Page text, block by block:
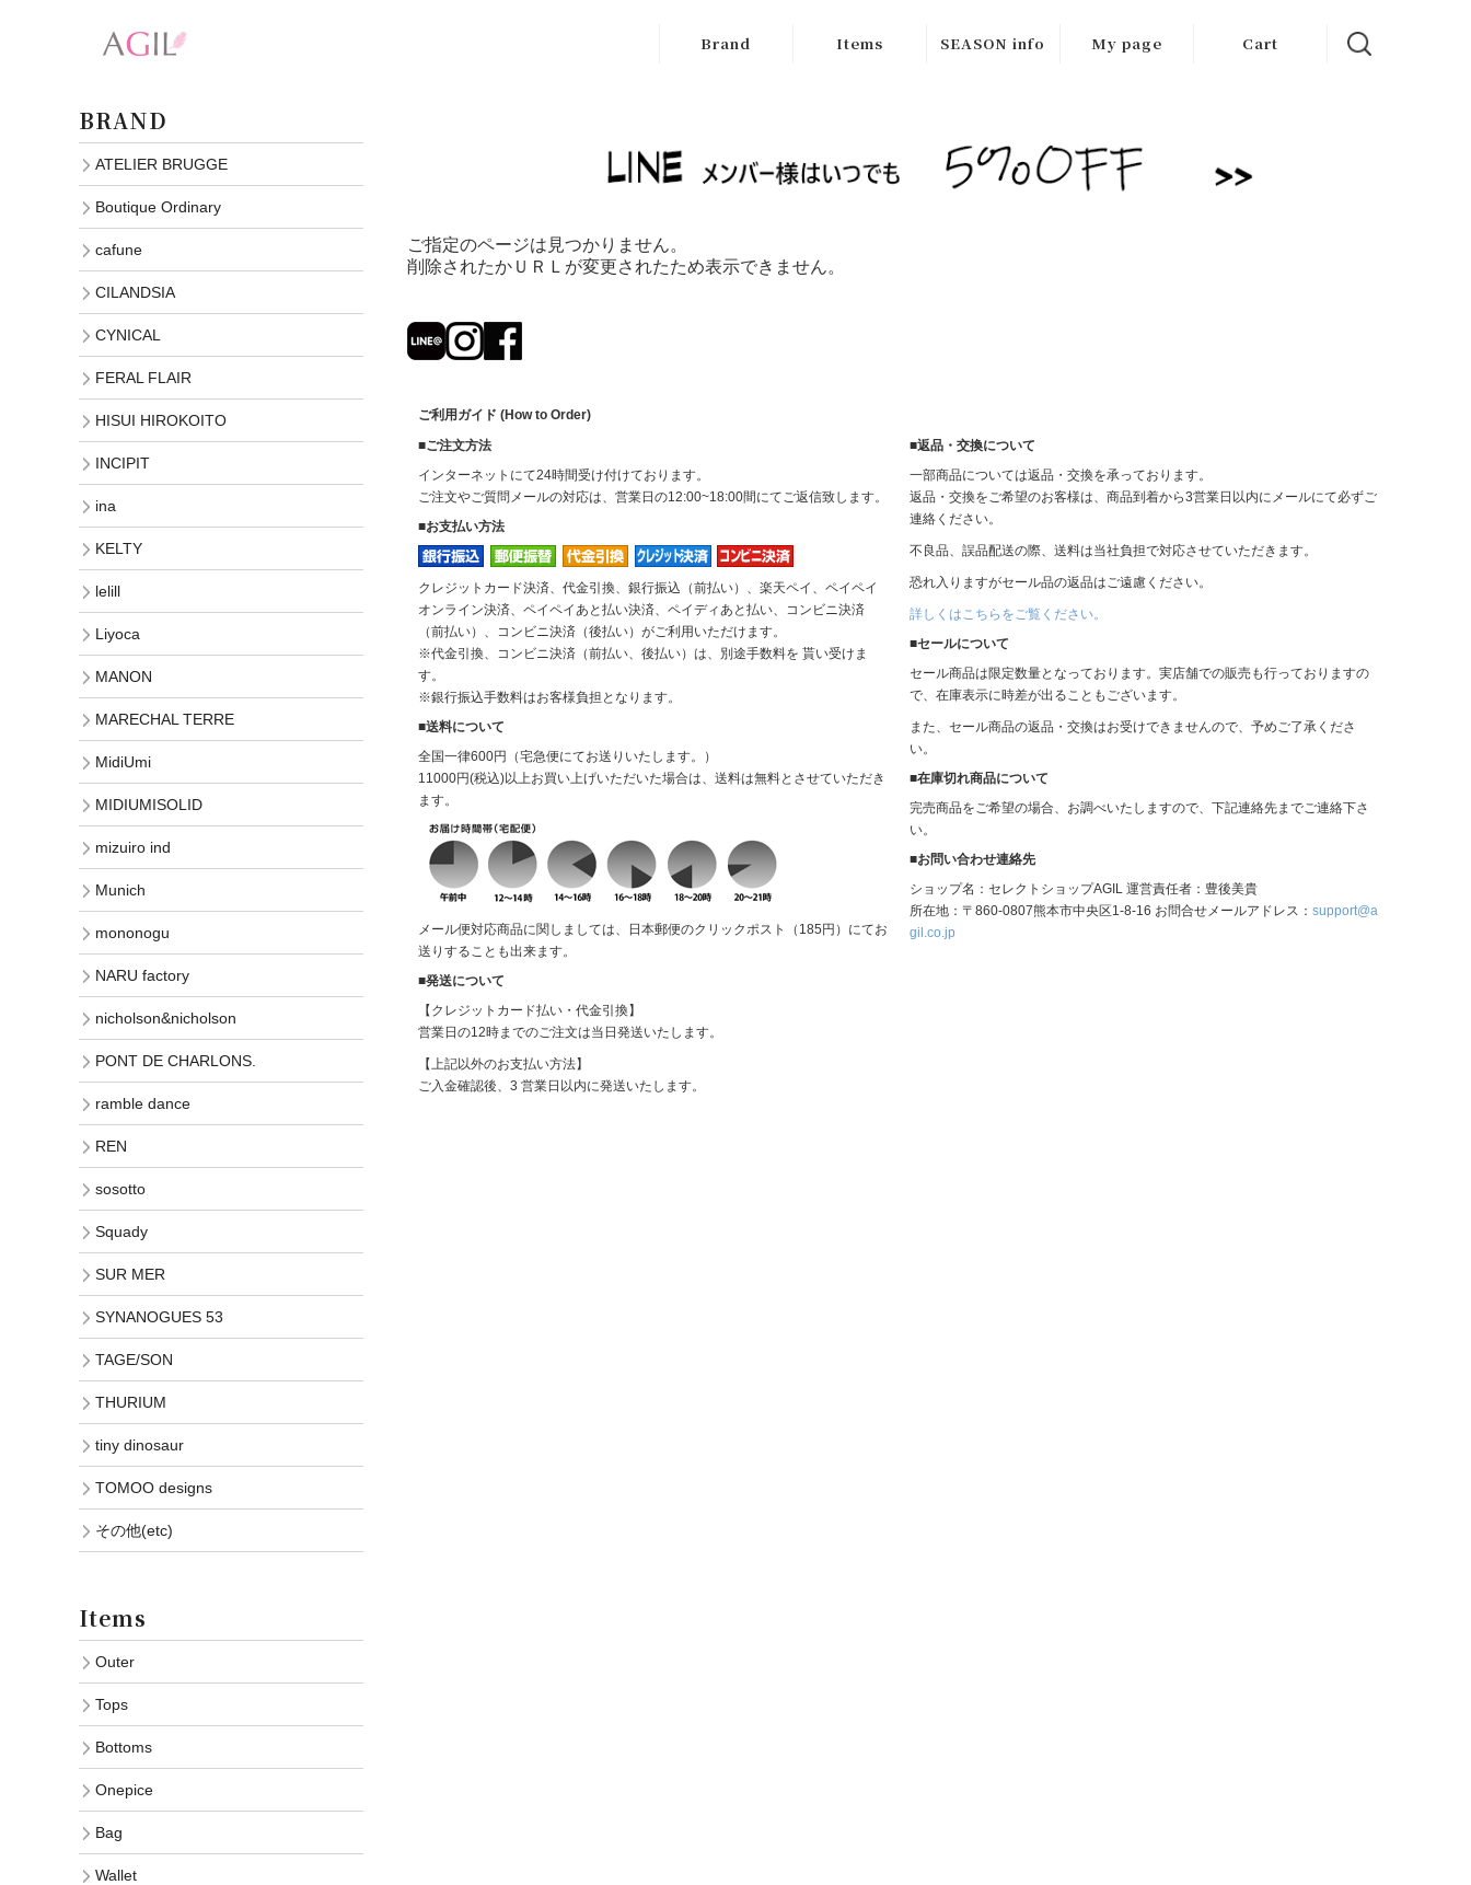
Brand
Boutique
HIROKOITO
ina
KELTY
lelill
MANON
MidiUmi
MIDIUMISOL
mononogu
Items SEASON info
SALE/Outlet
My page Cart
ご指定のページは見つかりません。
削除されたかＵＲＬが変更されたため表示できません。
ご利用ガイド (How to Order)
■ご注文方法
インターネットにて24時間受け付けております。
ご注文やご質問メールの対応は、営業日の12:00~18:00間にてご返信致します。
■お支払い方法
クレジットカード決済、代金引換、銀行振込（前払い）、楽天ペイ、ペイペイ
オンライン決済、ペイペイあと払い決済、ペイディあと払い、コンビニ決済
（前払い）、コンビニ決済（後払い）がご利用いただけます。
※代金引換、コンビニ決済（前払い、後払い）は、別途手数料を 貰い受けま
す。
※銀行振込手数料はお客様負担となります。
■送料について
全国一律600円（宅急便にてお送りいたします。）
11000円(税込)以上お買い上げいただいた場合は、送料は無料とさせていただき
ます。
メール便対応商品に関しましては、日本郵便のクリックポスト（185円）にてお
送りすることも出来ます。
■発送について
【クレジットカード払い・代金引換】
営業日の12時までのご注文は当日発送いたします。
【上記以外のお支払い方法】
ご入金確認後、3 営業日以内に発送いたします。
■返品・交換について
一部商品については返品・交換を承っております。
返品・交換をご希望のお客様は、商品到着から3営業日以内にメールにて必ずご
連絡ください。
不良品、誤品配送の際、送料は当社負担で対応させていただきます。
恐れ入りますがセール品の返品はご遠慮ください。
詳しくはこちらをご覧ください。
■セールについて
セール商品は限定数量となっております。実店舗での販売も行っておりますの
で、在庫表示に時差が出ることもございます。
また、セール商品の返品・交換はお受けできませんので、予めご了承くださ
い。
■在庫切れ商品について
完売商品をご希望の場合、お調べいたしますので、下記連絡先までご連絡下さ
い。
■お問い合わせ連絡先
ショップ名：セレクトショップAGIL 運営責任者：豊後美貴
所在地：〒860-0807熊本市中央区1-8-16 お問合せメールアドレス： support@a
gil.co.jp
BRAND
ATELIER BRUGGE
Boutique Ordinary
cafune
CILANDSIA
CYNICAL
FERAL FLAIR
HISUI HIROKOITO
INCIPIT
ina
KELTY
lelill
Liyoca
MANON
MARECHAL TERRE
MidiUmi
MIDIUMISOLID
mizuiro ind
Munich
mononogu
NARU factory
nicholson&nicholson
PONT DE CHARLONS.
ramble dance
REN
sosotto
Squady
SUR MER
SYNANOGUES 53
TAGE/SON
THURIUM
tiny dinosaur
TOMOO designs
その他(etc)
Items
Outer
Tops
Bottoms
Onepice
Bag
Wallet